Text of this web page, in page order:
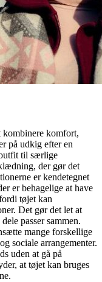
komfort,
på udkig efter en
til særlige
der gør det
er kendetegnet
er behagelige at have
tøjet kan
Det gør det let at
passer sammen.
mange forskellige
sociale arrangementer.
uden at gå på
at tøjet kan bruges